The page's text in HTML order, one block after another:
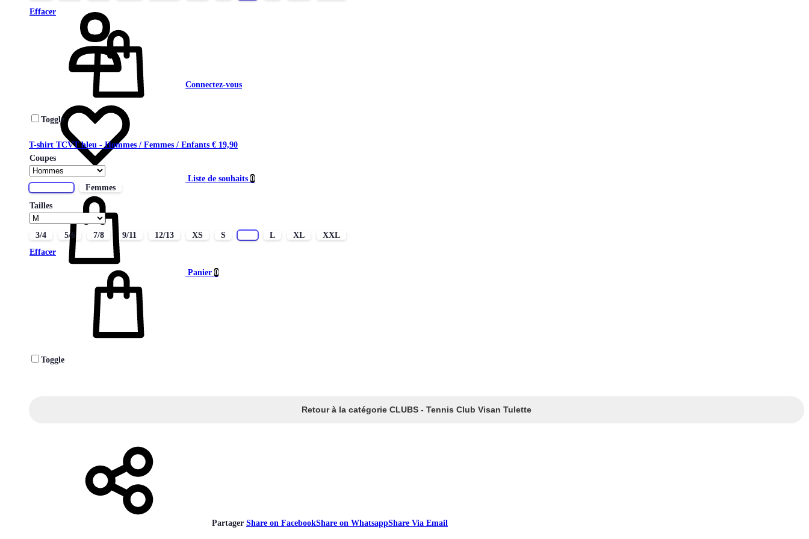
Connectez-vous
Liste de souhaits 0
Panier 0
Effacer
Toggle
T-shirt TCVT bleu - Hommes / Femmes / Enfants € 19,90
Coupes
Femmes
Tailles
3/4 5/6 7/8 9/11 12/13 XS S L XL
XXL
Effacer
Toggle
Retour à la catégorie CLUBS - Tennis Club Visan Tulette
Partager Share on FacebookShare on WhatsappShare Via Email